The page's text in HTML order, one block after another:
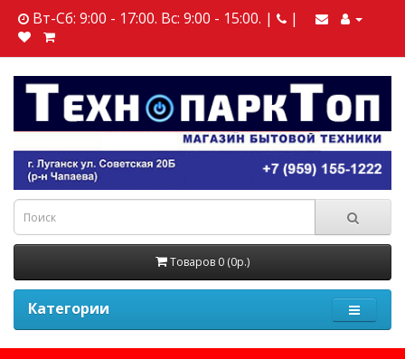
Вт-Сб: 9:00 - 17:00. Вс: 9:00 - 15:00. | |
Товаров 0 (0р.)
Категории